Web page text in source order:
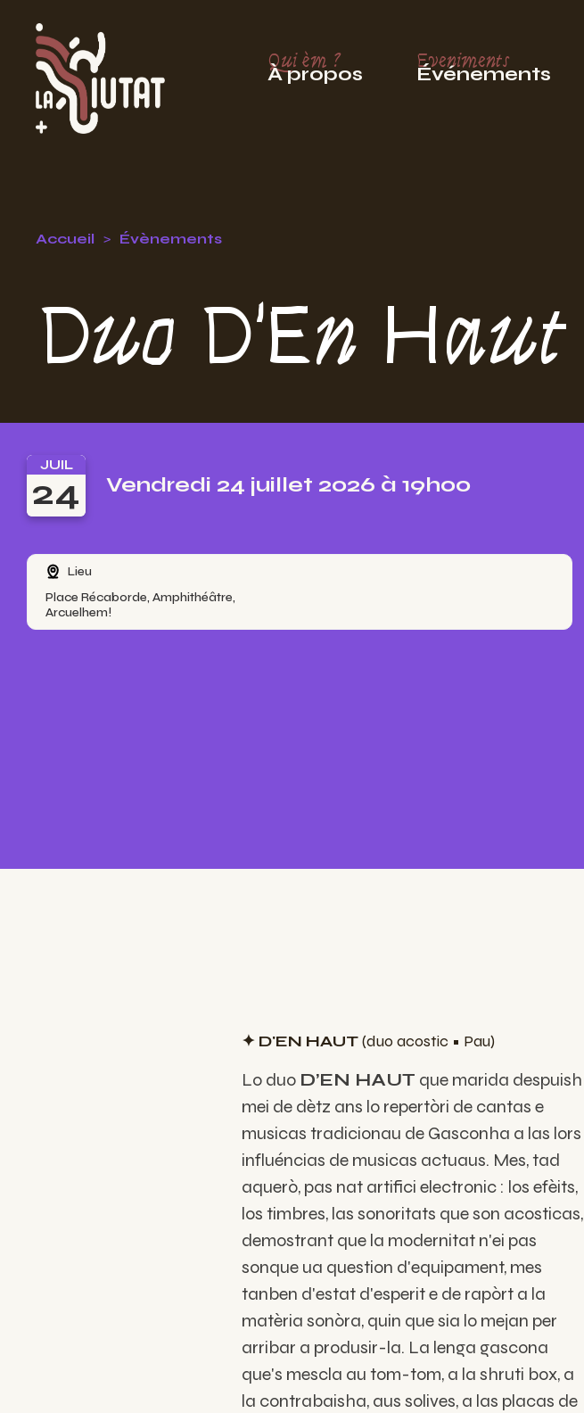
Qui èm ?
À propos
Eveniments
Événements
Accueil Évènements
Duo D'En Haut
JUIL
24 Vendredi 24 juillet 2026 à 19h00
Lieu
Place Récaborde, Amphithéâtre,
Arcuelhem!
✦ D'EN HAUT(duo acostic • Pau)
Lo duo D’EN HAUT que marida despuish
mei de dètz ans lo repertòri de cantas e
musicas tradicionau de Gasconha a las lors
influéncias de musicas actuaus. Mes, tad
aquerò, pas nat artifici electronic : los efèits,
los timbres, las sonoritats que son acosticas,
demostrant que la modernitat n'ei pas
sonque ua question d'equipament, mes
tanben d'estat d'esperit e de rapòrt a la
matèria sonòra, quin que sia lo mejan per
arribar a produsir-la. La lenga gascona
que's mescla au tom-tom, a la shruti box, a
la contrabaisha, aus solives, a las placas de